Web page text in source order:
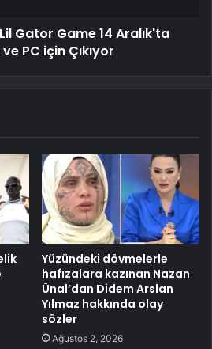
Gator Game 14 Aralık'ta
PC için Çıkıyor
Yüzündeki dövmelerle
hafızalara kazınan Nazan
Ünal’dan Didem Arslan
Yılmaz hakkında olay
sözler
Ağustos 2, 2026